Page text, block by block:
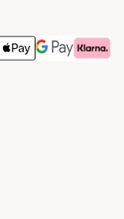
Method
Payment Method
pay. Payment
Google Pay
Klarna